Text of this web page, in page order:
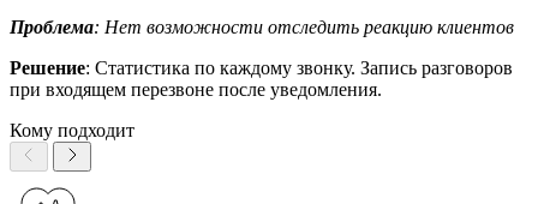
Проблема: Нет возможности отследить реакцию клиентов
Решение: Статистика по каждому звонку. Запись разговоров
при входящем перезвоне после уведомления.
Кому подходит